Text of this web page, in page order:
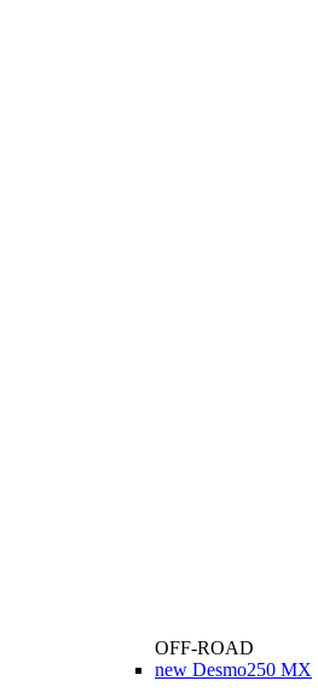
OFF-ROAD
new Desmo250 MX